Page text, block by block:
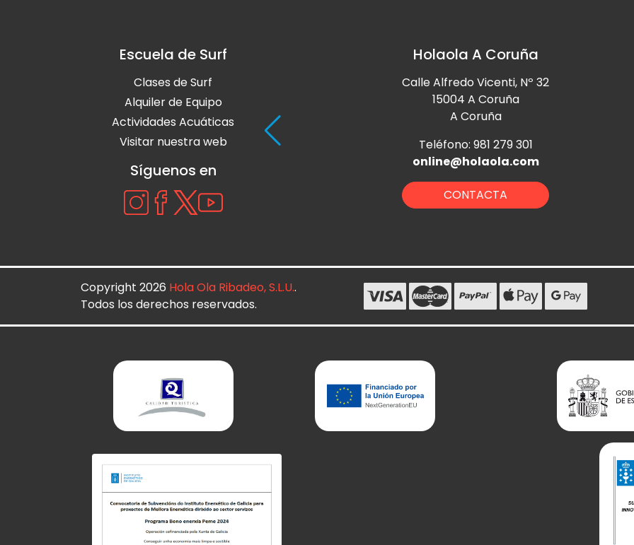
Escuela de Surf
Clases de Surf
Alquiler de Equipo
Actividades Acuáticas
Visitar nuestra web
Síguenos en
Holaola A Coruña
Calle Alfredo Vicenti, Nº 32
15004 A Coruña
A Coruña
Teléfono: 981 279 301
online@holaola.com
CONTACTA
Copyright 2026 Hola Ola Ribadeo, S.L.U..
Todos los derechos reservados.